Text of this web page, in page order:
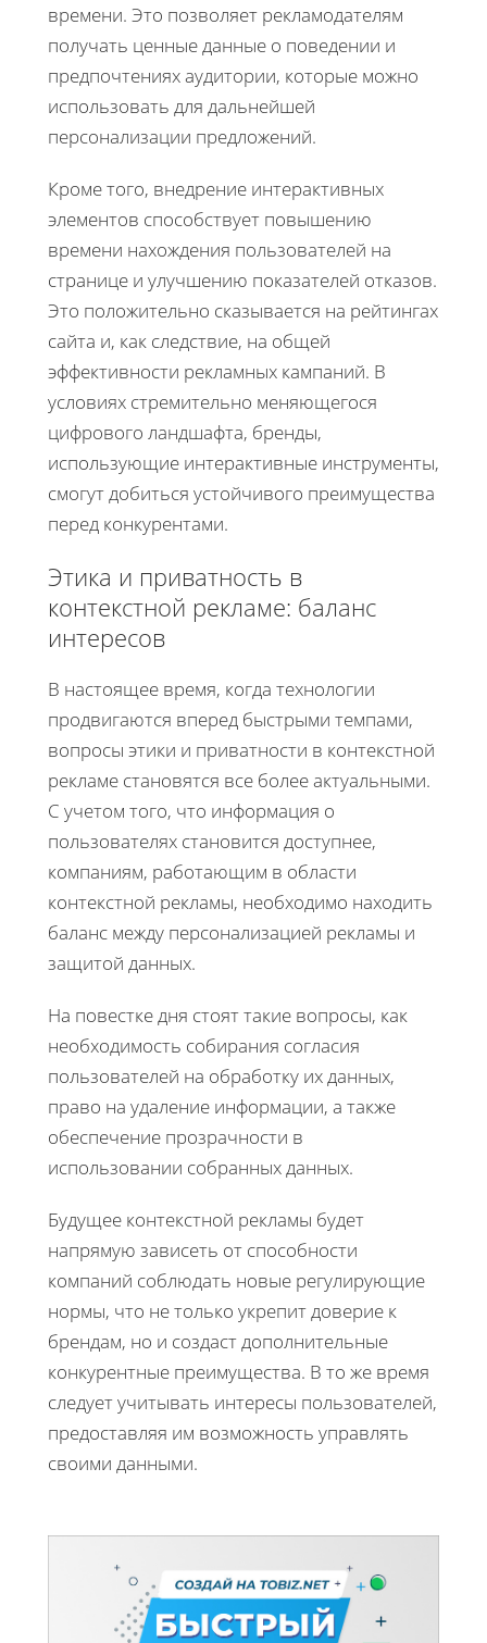
времени. Это позволяет рекламодателям
получать ценные данные о поведении и
предпочтениях аудитории, которые можно
использовать для дальнейшей
персонализации предложений.
Кроме того, внедрение интерактивных
элементов способствует повышению
времени нахождения пользователей на
странице и улучшению показателей отказов.
Это положительно сказывается на рейтингах
сайта и, как следствие, на общей
эффективности рекламных кампаний. В
условиях стремительно меняющегося
цифрового ландшафта, бренды,
использующие интерактивные инструменты,
смогут добиться устойчивого преимущества
перед конкурентами.
Этика и приватность в
контекстной рекламе: баланс
интересов
В настоящее время, когда технологии
продвигаются вперед быстрыми темпами,
вопросы этики и приватности в контекстной
рекламе становятся все более актуальными.
С учетом того, что информация о
пользователях становится доступнее,
компаниям, работающим в области
контекстной рекламы, необходимо находить
баланс между персонализацией рекламы и
защитой данных.
На повестке дня стоят такие вопросы, как
необходимость собирания согласия
пользователей на обработку их данных,
право на удаление информации, а также
обеспечение прозрачности в
использовании собранных данных.
Будущее контекстной рекламы будет
напрямую зависеть от способности
компаний соблюдать новые регулирующие
нормы, что не только укрепит доверие к
брендам, но и создаст дополнительные
конкурентные преимущества. В то же время
следует учитывать интересы пользователей,
предоставляя им возможность управлять
своими данными.